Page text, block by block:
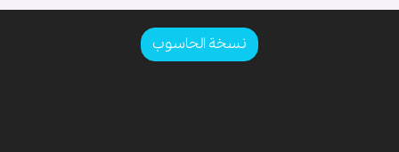
نسخة الحاسوب